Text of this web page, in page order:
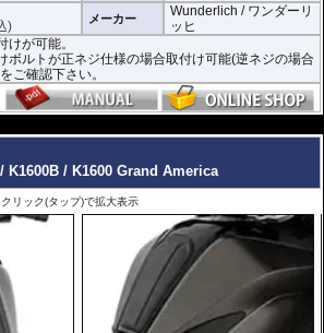
) メーカー
Wunderlich / ワンダーリ
ッヒ
けが可能。
ボルトが正ネジ仕様の場合取付け可能(逆ネジの場合
ご確認下さい。
K1600B / K1600 Grand America
リック(タップ)で拡大表示